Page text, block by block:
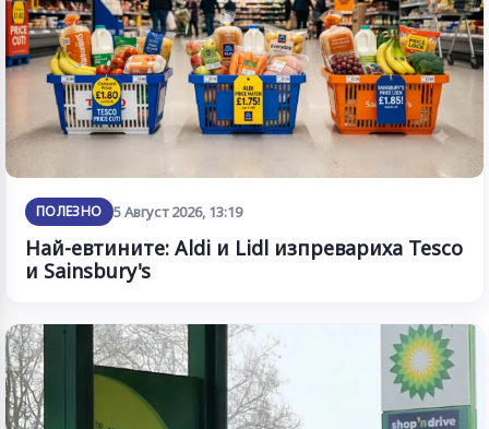
ПОЛЕЗНО 5 Август 2026, 13:19
Най-евтините: Aldi и Lidl изпревариха Tesco
и Sainsbury's